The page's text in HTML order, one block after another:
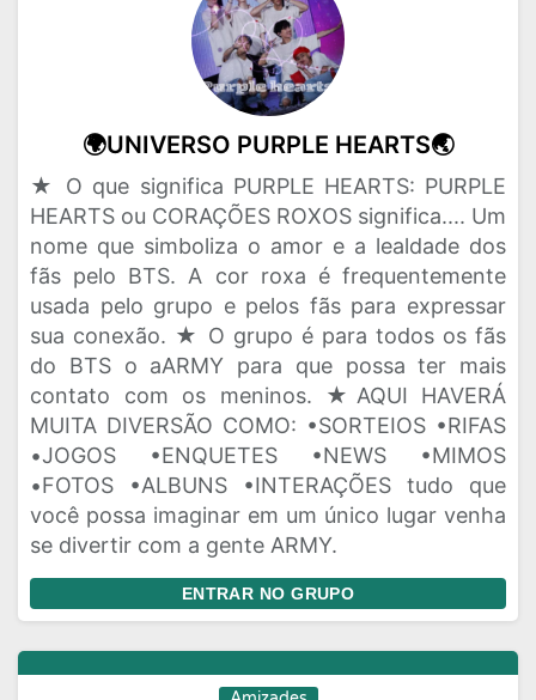
🌍UNIVERSO PURPLE HEARTS🌏
★ O que significa PURPLE HEARTS: PURPLE
HEARTS ou CORAÇÕES ROXOS significa.... Um
nome que simboliza o amor e a lealdade dos
fãs pelo BTS. A cor roxa é frequentemente
usada pelo grupo e pelos fãs para expressar
sua conexão. ★ O grupo é para todos os fãs
do BTS o aARMY para que possa ter mais
contato com os meninos. ★AQUI HAVERÁ
MUITA DIVERSÃO COMO: •SORTEIOS •RIFAS
•JOGOS •ENQUETES •NEWS •MIMOS
•FOTOS •ALBUNS •INTERAÇÕES tudo que
você possa imaginar em um único lugar venha
se divertir com a gente ARMY.
ENTRAR NO GRUPO